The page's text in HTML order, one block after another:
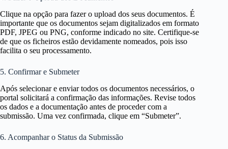
Clique na opção para fazer o upload dos seus documentos. É
importante que os documentos sejam digitalizados em formato
PDF, JPEG ou PNG, conforme indicado no site. Certifique-se
de que os ficheiros estão devidamente nomeados, pois isso
facilita o seu processamento.
5. Confirmar e Submeter
Após selecionar e enviar todos os documentos necessários, o
portal solicitará a confirmação das informações. Revise todos
os dados e a documentação antes de proceder com a
submissão. Uma vez confirmada, clique em “Submeter”.
6. Acompanhar o Status da Submissão